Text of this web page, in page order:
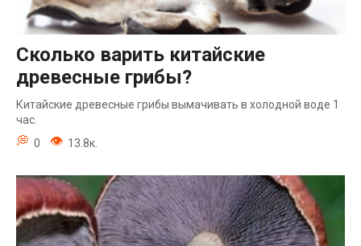
Сколько варить китайские
древесные грибы?
Китайские древесные грибы вымачивать в холодной воде 1
час.
0
13.8к.